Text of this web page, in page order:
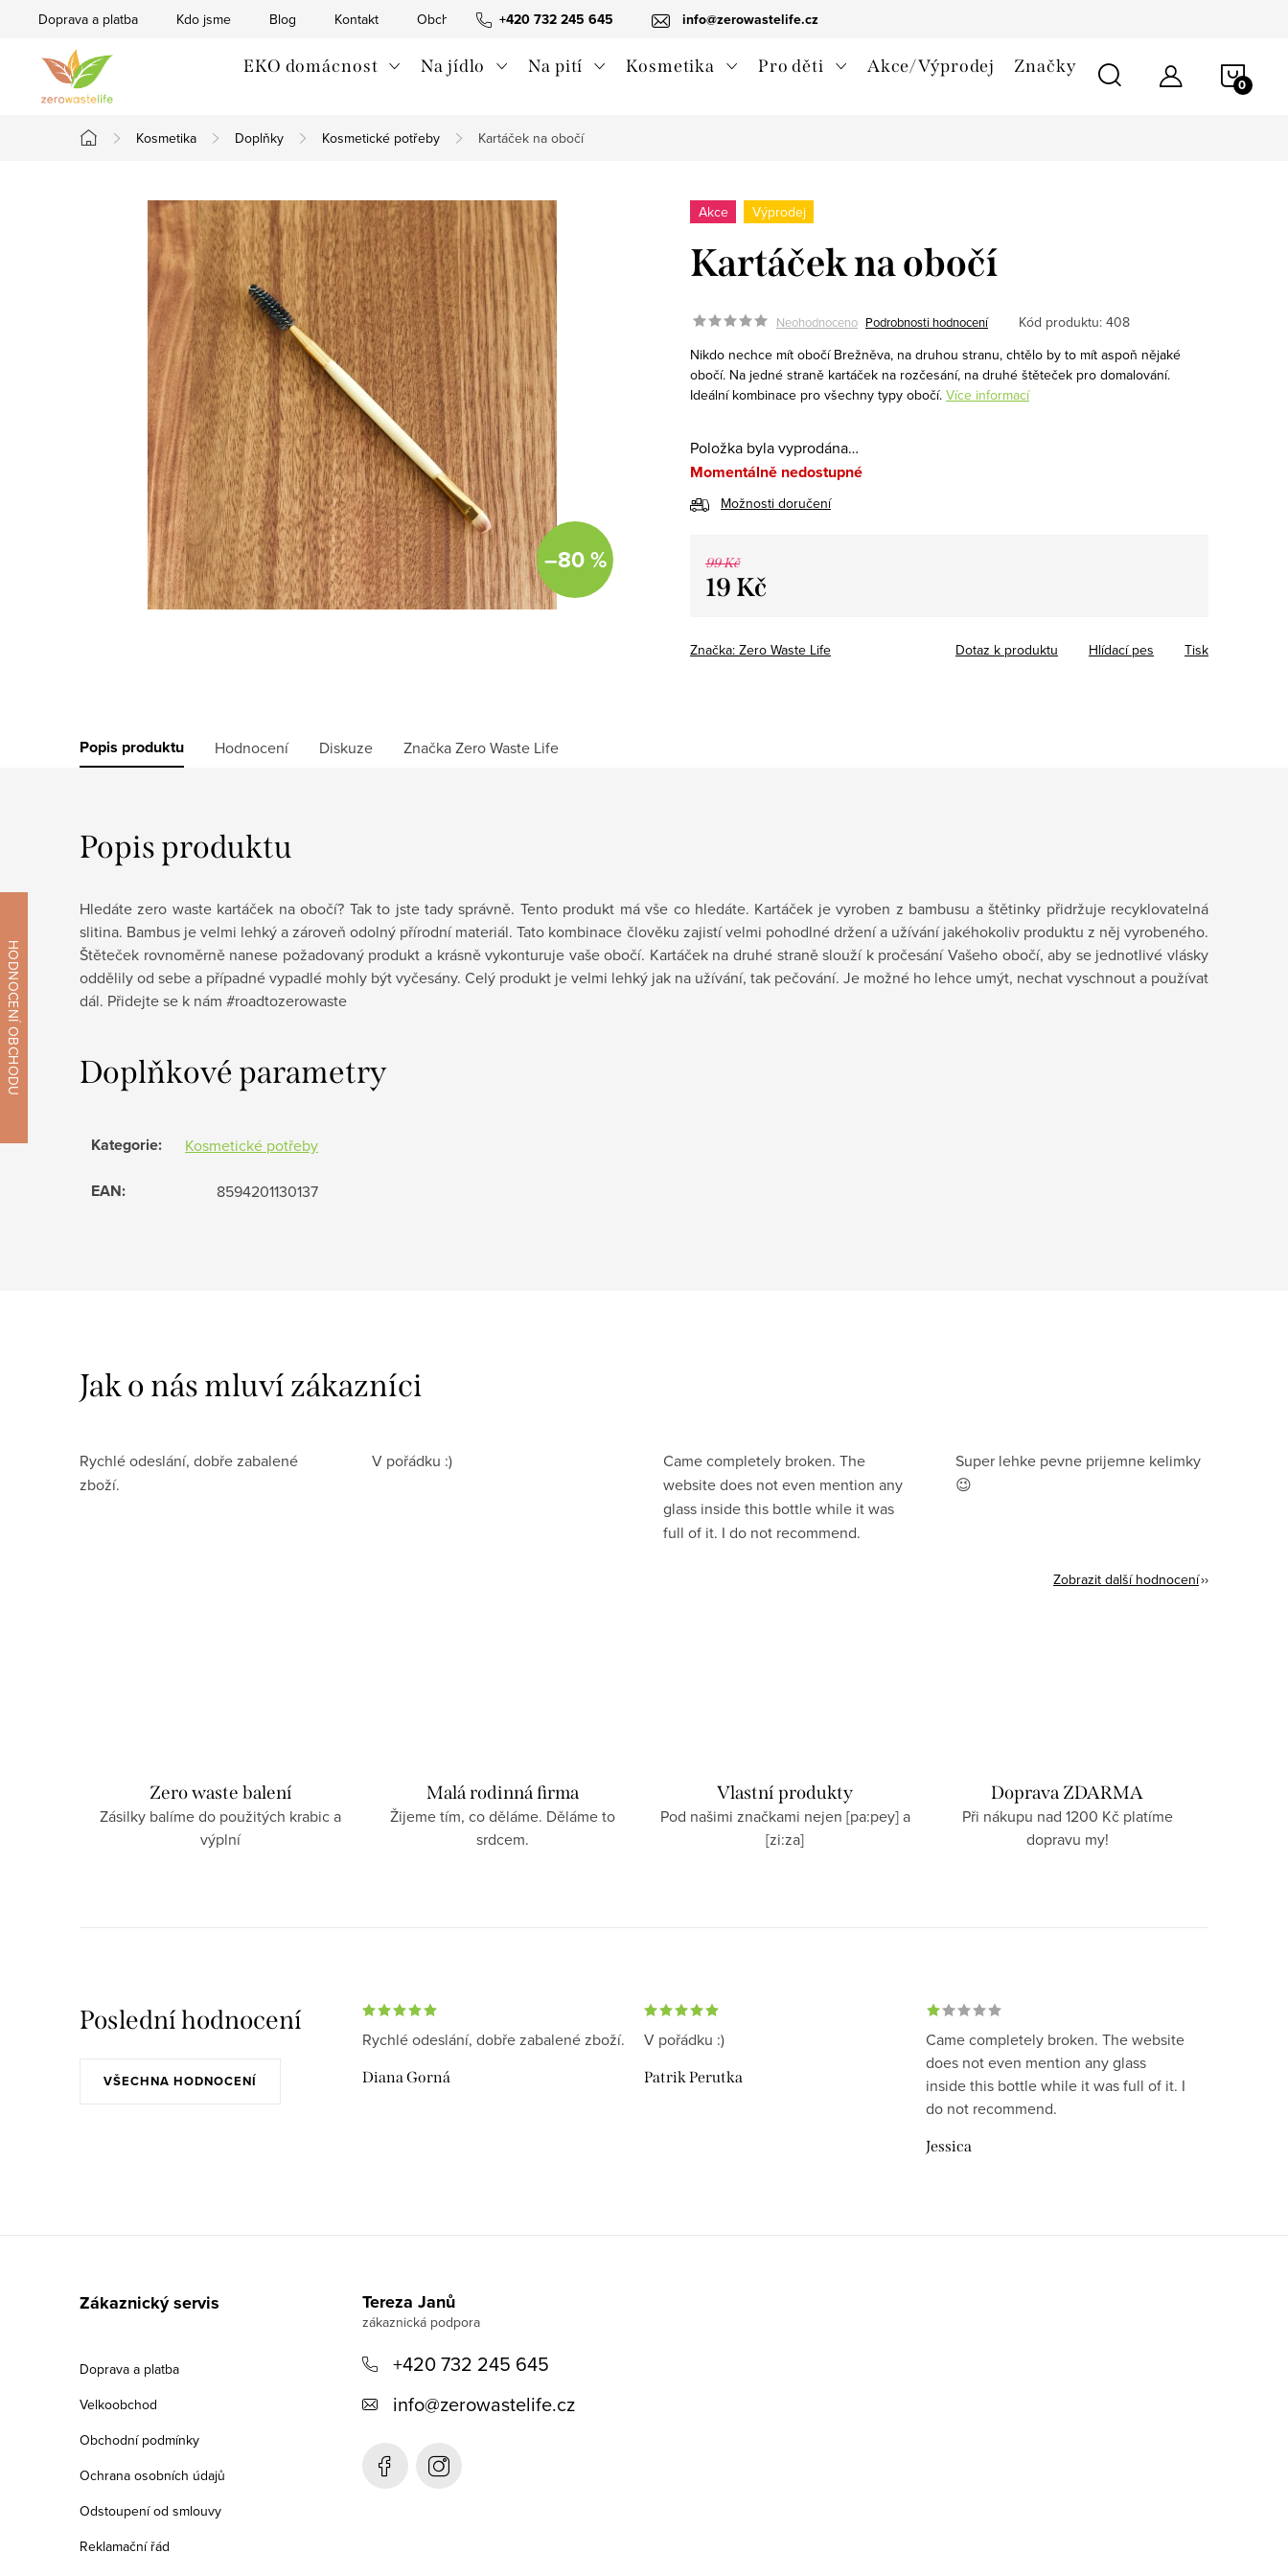
+420 732 245 645 info@zerowastelife.cz
Doprava a platba Kdo jsme Blog Kontakt Obchodní podmínky Ochrana osobních údajů Odstoupení od smlouvy
EKO domácnost Na jídlo Na pití Kosmetika Pro děti Akce/Výprodej Značky
Domů
Kosmetika Doplňky Kosmetické potřeby Kartáček na obočí
–80 %
Akce Výprodej
Kartáček na obočí
Neohodnoceno Podrobnosti hodnocení Kód produktu: 408
Nikdo nechce mít obočí Brežněva, na druhou stranu, chtělo by to mít aspoň nějaké
obočí. Na jedné straně kartáček na rozčesání, na druhé štěteček pro domalování.
Ideální kombinace pro všechny typy obočí. Více informací
Položka byla vyprodána…
Momentálně nedostupné
Možnosti doručení
99 Kč
19 Kč
Značka: Zero Waste Life Tisk
Dotaz k produktu Hlídací pes
Popis produktu Hodnocení Diskuze ZnačkaZero Waste Life
Popis produktu
Hledáte zero waste kartáček na obočí? Tak to jste tady správně. Tento produkt má vše co hledáte. Kartáček je vyroben z bambusu a štětinky přidržuje recyklovatelná
slitina. Bambus je velmi lehký a zároveň odolný přírodní materiál. Tato kombinace člověku zajistí velmi pohodlné držení a užívání jakéhokoliv produktu z něj vyrobeného.
Štěteček rovnoměrně nanese požadovaný produkt a krásně vykonturuje vaše obočí. Kartáček na druhé straně slouží k pročesání Vašeho obočí, aby se jednotlivé vlásky
oddělily od sebe a případné vypadlé mohly být vyčesány. Celý produkt je velmi lehký jak na užívání, tak pečování. Je možné ho lehce umýt, nechat vyschnout a používat
dál. Přidejte se k nám #roadtozerowaste
Doplňkové parametry
Kategorie: Kosmetické potřeby
EAN: 8594201130137
Rychlé odeslání, dobře zabalené
zboží.
V pořádku :)
Came completely broken. The
website does not even mention any
glass inside this bottle while it was
full of it. I do not recommend.
Super lehke pevne prijemne kelimky
😉
Zobrazit další hodnocení
Zero waste balení
Zásilky balíme do použitých krabic a
výplní
Malá rodinná firma
Žijeme tím, co děláme. Děláme to
srdcem.
Vlastní produkty
Pod našimi značkami nejen [pa:pey] a
[zi:za]
Doprava ZDARMA
Při nákupu nad 1200 Kč platíme
dopravu my!
Poslední hodnocení
VŠECHNA HODNOCENÍ
Rychlé odeslání, dobře zabalené zboží.
Diana Gorná
V pořádku :)
Patrik Perutka
Came completely broken. The website
does not even mention any glass
inside this bottle while it was full of it. I
do not recommend.
Jessica
Zákaznický servis
Doprava a platba
Velkoobchod
Obchodní podmínky
Ochrana osobních údajů
Odstoupení od smlouvy
Reklamační řád
Tereza Janů
+420 732 245 645
info@zerowastelife.cz